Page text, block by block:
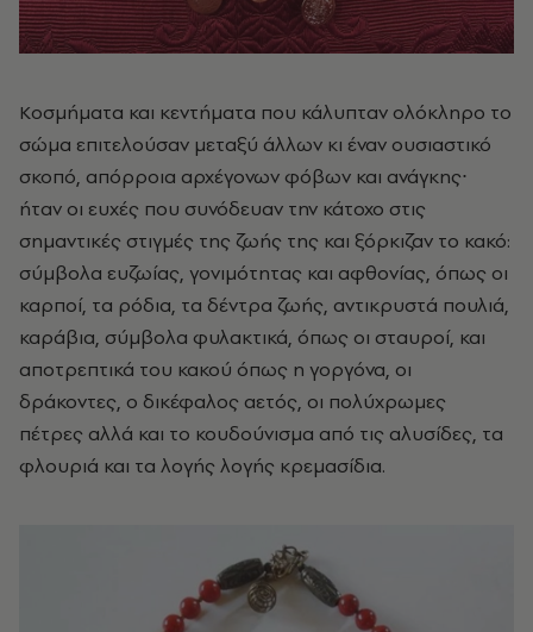
Κοσμήματα και κεντήματα που κάλυπταν ολόκληρο το
σώμα επιτελούσαν μεταξύ άλλων κι έναν ουσιαστικό
σκοπό, απόρροια αρχέγονων φόβων και ανάγκης∙
ήταν οι ευχές που συνόδευαν την κάτοχο στις
σημαντικές στιγμές της ζωής της και ξόρκιζαν το κακό:
σύμβολα ευζωίας, γονιμότητας και αφθονίας, όπως οι
καρποί, τα ρόδια, τα δέντρα ζωής, αντικρυστά πουλιά,
καράβια, σύμβολα φυλακτικά, όπως οι σταυροί, και
αποτρεπτικά του κακού όπως η γοργόνα, οι
δράκοντες, ο δικέφαλος αετός, οι πολύχρωμες
πέτρες αλλά και το κουδούνισμα από τις αλυσίδες, τα
φλουριά και τα λογής λογής κρεμασίδια.